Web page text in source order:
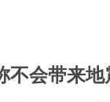
会带来地